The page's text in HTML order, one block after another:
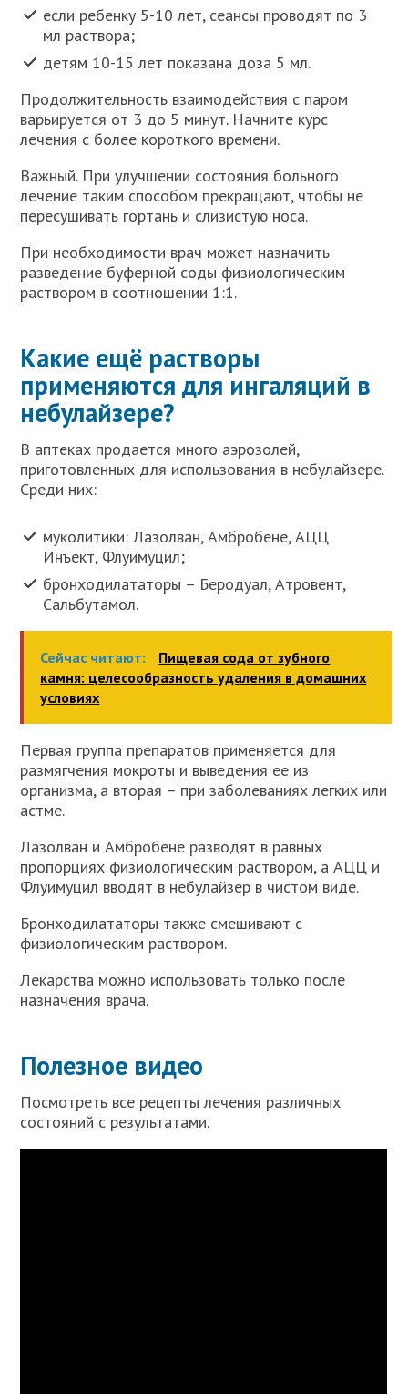
если ребенку 5-10 лет, сеансы проводят по 3
мл раствора;
детям 10-15 лет показана доза 5 мл.
Продолжительность взаимодействия с паром
варьируется от 3 до 5 минут. Начните курс
лечения с более короткого времени.
Важный. При улучшении состояния больного
лечение таким способом прекращают, чтобы не
пересушивать гортань и слизистую носа.
При необходимости врач может назначить
разведение буферной соды физиологическим
раствором в соотношении 1:1.
Какие ещё растворы
применяются для ингаляций в
небулайзере?
В аптеках продается много аэрозолей,
приготовленных для использования в небулайзере.
Среди них:
муколитики: Лазолван, Амбробене, АЦЦ
Инъект, Флуимуцил;
бронходилататоры – Беродуал, Атровент,
Сальбутамол.
Сейчас читают:
Пищевая сода от зубного
камня: целесообразность удаления в домашних
условиях
Первая группа препаратов применяется для
размягчения мокроты и выведения ее из
организма, а вторая – при заболеваниях легких или
астме.
Лазолван и Амбробене разводят в равных
пропорциях физиологическим раствором, а АЦЦ и
Флуимуцил вводят в небулайзер в чистом виде.
Бронходилататоры также смешивают с
физиологическим раствором.
Лекарства можно использовать только после
назначения врача.
Полезное видео
Посмотреть все рецепты лечения различных
состояний с результатами.